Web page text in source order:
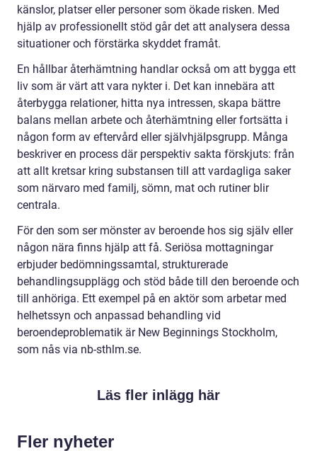
känslor, platser eller personer som ökade risken. Med
hjälp av professionellt stöd går det att analysera dessa
situationer och förstärka skyddet framåt.
En hållbar återhämtning handlar också om att bygga ett
liv som är värt att vara nykter i. Det kan innebära att
återbygga relationer, hitta nya intressen, skapa bättre
balans mellan arbete och återhämtning eller fortsätta i
någon form av eftervård eller självhjälpsgrupp. Många
beskriver en process där perspektiv sakta förskjuts: från
att allt kretsar kring substansen till att vardagliga saker
som närvaro med familj, sömn, mat och rutiner blir
centrala.
För den som ser mönster av beroende hos sig själv eller
någon nära finns hjälp att få. Seriösa mottagningar
erbjuder bedömningssamtal, strukturerade
behandlingsupplägg och stöd både till den beroende och
till anhöriga. Ett exempel på en aktör som arbetar med
helhetssyn och anpassad behandling vid
beroendeproblematik är New Beginnings Stockholm,
som nås via nb-sthlm.se.
Läs fler inlägg här
Fler nyheter